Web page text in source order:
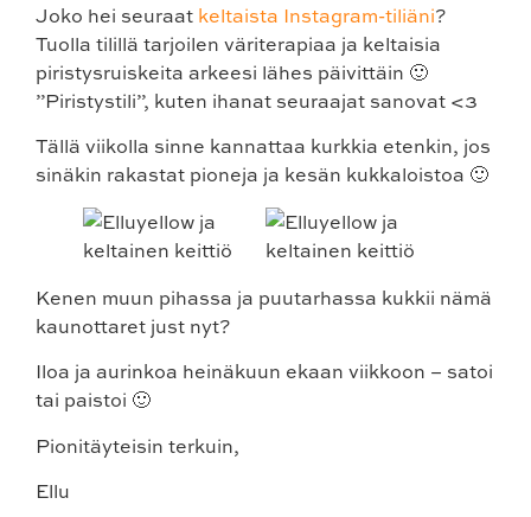
Joko hei seuraat keltaista Instagram-tiliäni?
Tuolla tilillä tarjoilen väriterapiaa ja keltaisia
piristysruiskeita arkeesi lähes päivittäin 🙂
”Piristystili”, kuten ihanat seuraajat sanovat <3
Tällä viikolla sinne kannattaa kurkkia etenkin, jos
sinäkin rakastat pioneja ja kesän kukkaloistoa 🙂
Kenen muun pihassa ja puutarhassa kukkii nämä
kaunottaret just nyt?
Iloa ja aurinkoa heinäkuun ekaan viikkoon – satoi
tai paistoi 🙂
Pionitäyteisin terkuin,
Ellu